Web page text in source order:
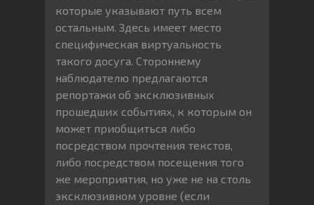
которые указывают путь всем
остальным. Здесь имеет место
специфическая виртуальность
такого досуга. Стороннему
наблюдателю предлагаются
репортажи об эксклюзивных
прошедших событиях, к которым он
может приобщиться либо
посредством прочтения текстов,
либо посредством посещения того
же мероприятия, но уже не на столь
эксклюзивном уровне (если